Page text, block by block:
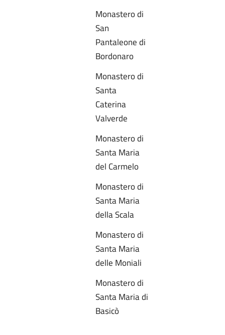
Monastero di
San
Pantaleone di
Bordonaro
Monastero di
Santa
Caterina
Valverde
Monastero di
Santa Maria
del Carmelo
Monastero di
Santa Maria
della Scala
Monastero di
Santa Maria
delle Moniali
Monastero di
Santa Maria di
Basicò